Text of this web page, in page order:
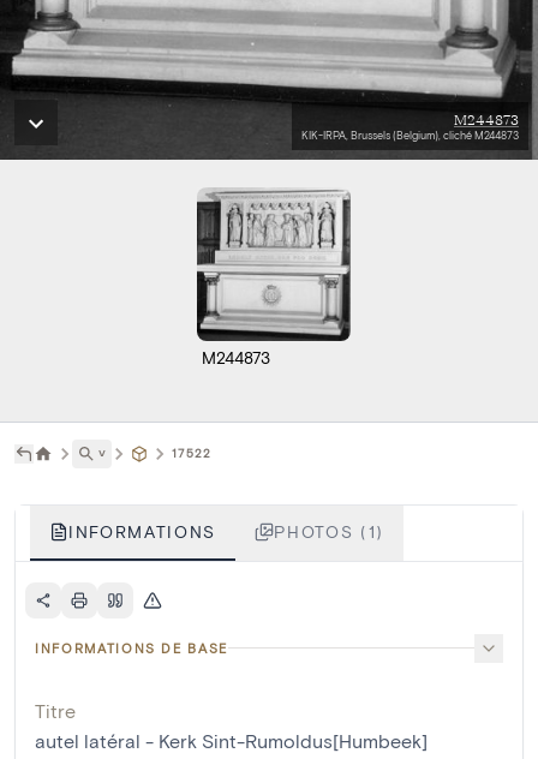
M244873
KIK-IRPA, Brussels (Belgium), cliché M244873
M244873
˅ 17522
INFORMATIONS PHOTOS (1)
INFORMATIONS DE BASE
Titre
autel latéral - Kerk Sint-Rumoldus[Humbeek]